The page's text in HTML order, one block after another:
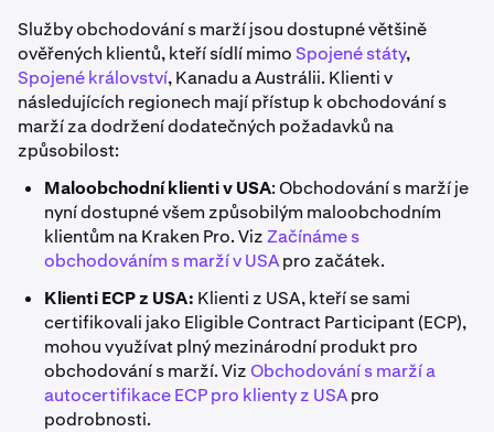
Služby obchodování s marží jsou dostupné většině
ověřených klientů, kteří sídlí mimo Spojené státy,
Spojené království, Kanadu a Austrálii. Klienti v
následujících regionech mají přístup k obchodování s
marží za dodržení dodatečných požadavků na
způsobilost:
Maloobchodní klienti v USA: Obchodování s marží je
nyní dostupné všem způsobilým maloobchodním
klientům na Kraken Pro. VizZačínáme s
obchodováním s marží v USApro začátek.
Klienti ECP z USA: Klienti z USA, kteří se sami
certifikovali jako Eligible Contract Participant (ECP),
mohou využívat plný mezinárodní produkt pro
obchodování s marží. Viz Obchodování s marží a
autocertifikace ECP pro klienty z USApro
podrobnosti.